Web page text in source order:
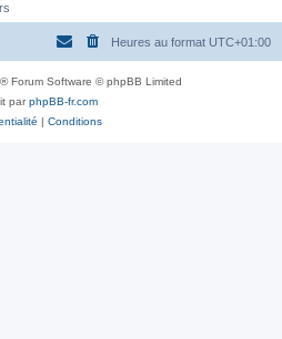
Heures au format UTC+01:00
® Forum Software © phpBB Limited
parphpBB-fr.com
| Conditions